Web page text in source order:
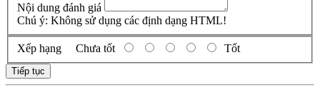
Nội dung đánh giá
Chú ý: Không sử dụng các định dạng HTML!
Xếp hạng Chưa tốt Tốt
Tiếp tục